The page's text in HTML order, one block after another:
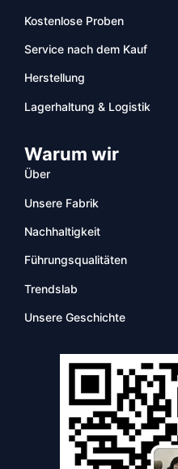
Kostenlose Proben
Service nach dem Kauf
Herstellung
Lagerhaltung & Logistik
Warum wir
Über
Unsere Fabrik
Nachhaltigkeit
Führungsqualitäten
Trendslab
Unsere Geschichte